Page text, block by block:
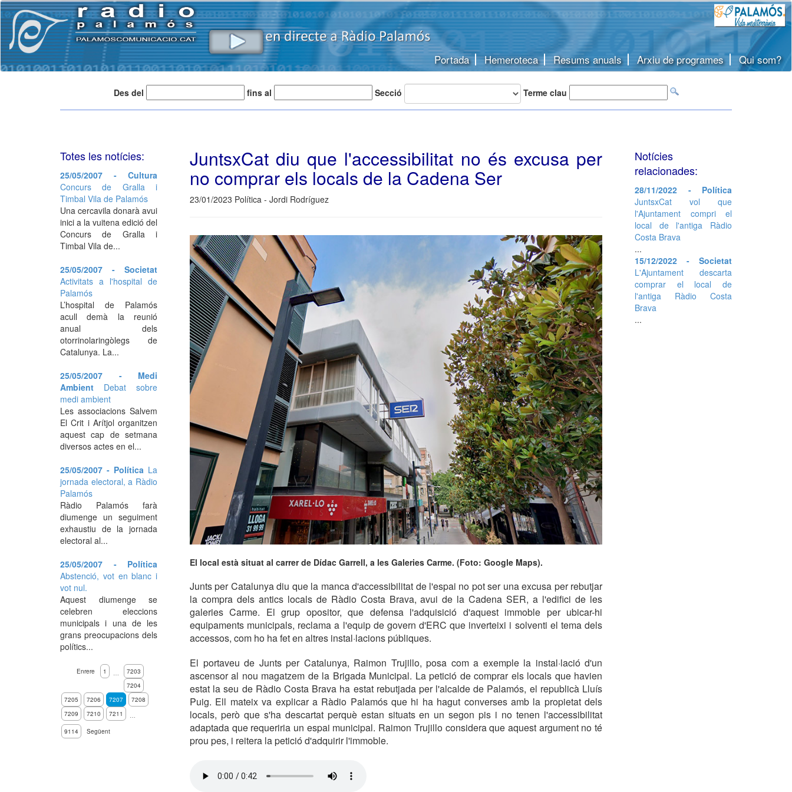
Portada Hemeroteca Resums anuals Arxiu de programes Qui som?
Des del fins al Secció Terme clau
JuntsxCat diu que l'accessibilitat no és excusa per
no comprar els locals de la Cadena Ser
23/01/2023 Política - Jordi Rodríguez
El local està situat al carrer de Dídac Garrell, a les Galeries Carme. (Foto: Google Maps).
Junts per Catalunya diu que la manca d'accessibilitat de l'espai no pot ser una excusa per rebutjar
la compra dels antics locals de Ràdio Costa Brava, avui de la Cadena SER, a l'edifici de les
galeries Carme. El grup opositor, que defensa l'adquisició d'aquest immoble per ubicar-hi
equipaments municipals, reclama a l'equip de govern d'ERC que inverteixi i solventi el tema dels
accessos, com ho ha fet en altres instal·lacions públiques.
El portaveu de Junts per Catalunya, Raimon Trujillo, posa com a exemple la instal·lació d'un
ascensor al nou magatzem de la Brigada Municipal. La petició de comprar els locals que havien
estat la seu de Ràdio Costa Brava ha estat rebutjada per l'alcalde de Palamós, el republicà Lluís
Puig. Ell mateix va explicar a Ràdio Palamós que hi ha hagut converses amb la propietat dels
locals, però que s'ha descartat perquè estan situats en un segon pis i no tenen l'accessibilitat
adaptada que requeriria un espai municipal. Raimon Trujillo considera que aquest argument no té
prou pes, i reitera la petició d'adquirir l'immoble.
Totes les notícies:
25/05/2007 - Cultura
Concurs de Gralla i
Timbal Vila de Palamós
Una cercavila donarà avui
inici a la vuitena edició del
Concurs de Gralla i
Timbal Vila de...
25/05/2007 - Societat
Activitats a l'hospital de
Palamós
L’hospital de Palamós
acull demà la reunió
anual dels
otorrinolaringòlegs de
Catalunya. La...
25/05/2007 - Medi
Ambient Debat sobre
medi ambient
Les associacions Salvem
El Crit i Arítjol organitzen
aquest cap de setmana
diversos actes en el...
25/05/2007 - Política La
jornada electoral, a Ràdio
Palamós
Ràdio Palamós farà
diumenge un seguiment
exhaustiu de la jornada
electoral al...
25/05/2007 - Política
Abstenció, vot en blanc i
vot nul.
Aquest diumenge se
celebren eleccions
municipals i una de les
grans preocupacions dels
polítics...
Enrere 1 …
7203
7204
7205
7206 7207
7208
7209
7210 7211
…
9114
Següent
Notícies
relacionades:
28/11/2022 - Política
JuntsxCat vol que
l'Ajuntament compri el
local de l'antiga Ràdio
Costa Brava
...
15/12/2022 - Societat
L'Ajuntament descarta
comprar el local de
l'antiga Ràdio Costa
Brava
...